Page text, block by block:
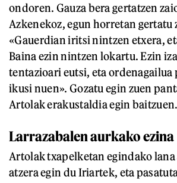
ondoren. Gauza bera gertatzen
Azkenekoz, egun horretan gertatu
«Gauerdian iritsi nintzen etxera,
Baina ezin nintzen lokartu. Ezin
tentazioari eutsi, eta ordenagailua
ikusi nuen». Gozatu egin zuen
Artolak erakustaldia egin baitzuen.
Larrazabalen aurkako ezina
Artolak txapelketan egindako lana
atzera egin du Iriartek, eta